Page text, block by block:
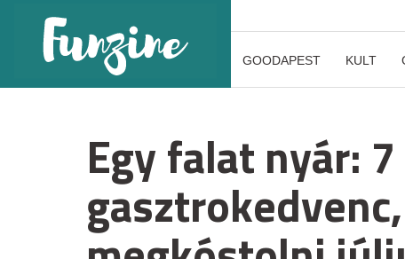
GOODAPEST KULT
Egy falat nyár: